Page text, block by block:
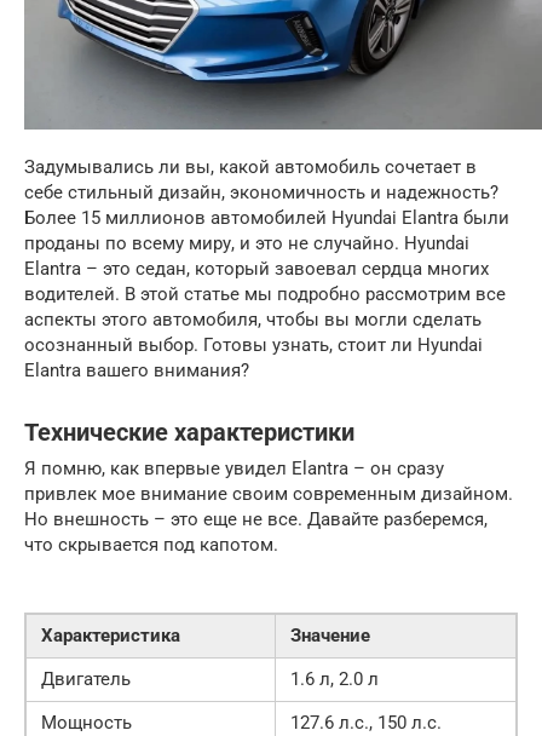
Задумывались ли вы, какой автомобиль сочетает в
себе стильный дизайн, экономичность и надежность?
Более 15 миллионов автомобилей Hyundai Elantra были
проданы по всему миру, и это не случайно. Hyundai
Elantra – это седан, который завоевал сердца многих
водителей. В этой статье мы подробно рассмотрим все
аспекты этого автомобиля, чтобы вы могли сделать
осознанный выбор. Готовы узнать, стоит ли Hyundai
Elantra вашего внимания?
Технические характеристики
Я помню, как впервые увидел Elantra – он сразу
привлек мое внимание своим современным дизайном.
Но внешность – это еще не все. Давайте разберемся,
что скрывается под капотом.
Характеристика
Значение
Двигатель
1.6 л, 2.0 л
Мощность
127.6 л.с., 150 л.с.